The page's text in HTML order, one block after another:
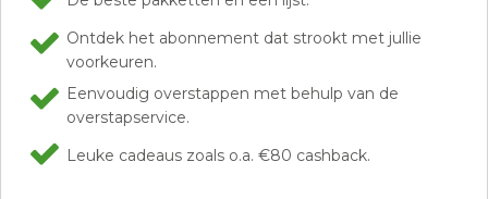
Ontdek het abonnement dat strookt met jullie
voorkeuren.
Eenvoudig overstappen met behulp van de
overstapservice.
Leuke cadeaus zoals o.a. €80 cashback.